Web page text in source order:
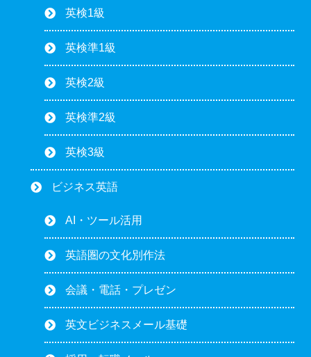
英検1級
英検準1級
英検2級
英検準2級
英検3級
ビジネス英語
AI・ツール活用
英語圏の文化別作法
会議・電話・プレゼン
英文ビジネスメール基礎